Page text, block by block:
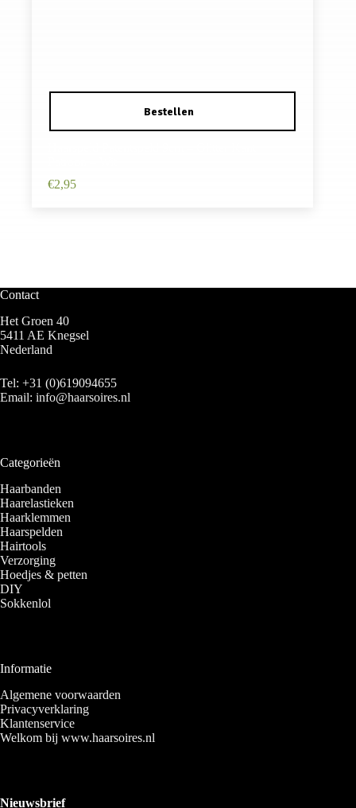
€2,95
Contact
Het Groen 40
5411 AE Knegsel
Nederland
Tel: +31 (0)619094655
Email: info@haarsoires.nl
Categorieën
Haarbanden
Haarelastieken
Haarklemmen
Haarspelden
Hairtools
Verzorging
Hoedjes & petten
DIY
Sokkenlol
Informatie
Algemene voorwaarden
Privacyverklaring
Klantenservice
Welkom bij www.haarsoires.nl
Nieuwsbrief